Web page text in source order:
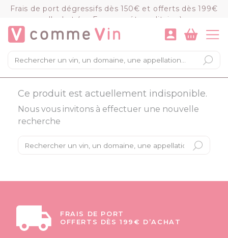
Frais de port dégressifs dès 150€ et offerts dès 199€
d'achat (en France métropolitaine)
×
Mon panier
Chargement du panier...
VOIR LE PANIER COMMANDER
Ce produit est actuellement indisponible.
Nous vous invitons à effectuer une nouvelle
recherche
FRAIS DE PORT
OFFERTS DÈS 199€ D’ACHAT
Panneau de gestion des cookies